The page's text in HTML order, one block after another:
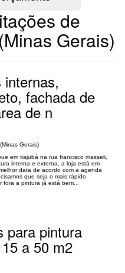
de
Gerais)
fachada de
de n
Gerais)
em itajubá na rua francisco masseli,
interna e externa, a loja está em
data de acordo com a agenda
que seja o mais rápido
a pintura já está bem...
para pintura
a 50 m2